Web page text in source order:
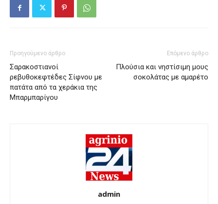
Προηγούμενο άρθρο
Σαρακοστιανοί
ρεβυθοκεφτέδες Σίφνου με
πατάτα από τα χεράκια της
Μπαρμπαρίγου
Επόμενο άρθρο
Πλούσια και νηστίσιμη μους
σοκολάτας με αμαρέτο
admin